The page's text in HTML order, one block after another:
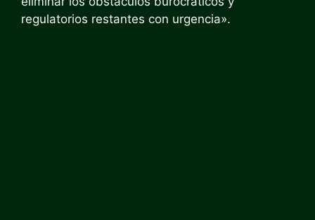
regulatorios restantes con urgencia».